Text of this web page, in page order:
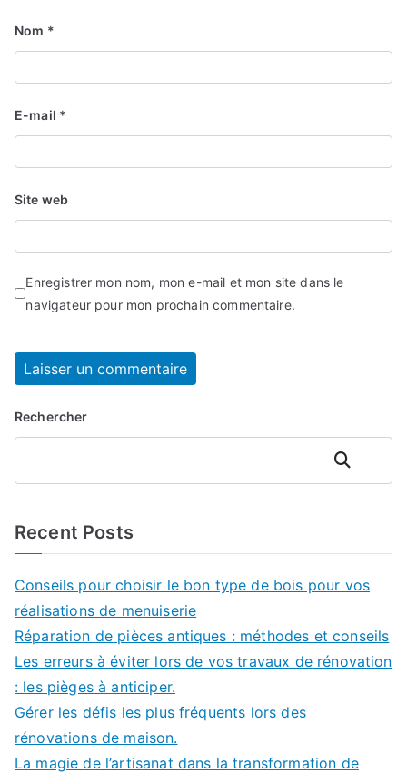
Nom *
E-mail *
Site web
Enregistrer mon nom, mon e-mail et mon site dans le
navigateur pour mon prochain commentaire.
Rechercher
Rechercher
Recent Posts
Conseils pour choisir le bon type de bois pour vos
réalisations de menuiserie
Réparation de pièces antiques : méthodes et conseils
Les erreurs à éviter lors de vos travaux de rénovation
: les pièges à anticiper.
Gérer les défis les plus fréquents lors des
rénovations de maison.
La magie de l’artisanat dans la transformation de